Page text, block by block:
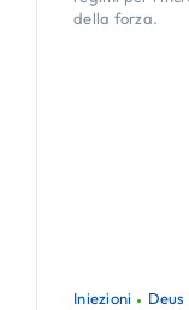
della forza.
Iniezioni